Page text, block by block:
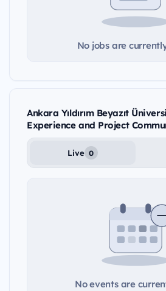
No jobs are
Ankara Yıldırım Beyazıt
Experience and Project
Live 0
No events are